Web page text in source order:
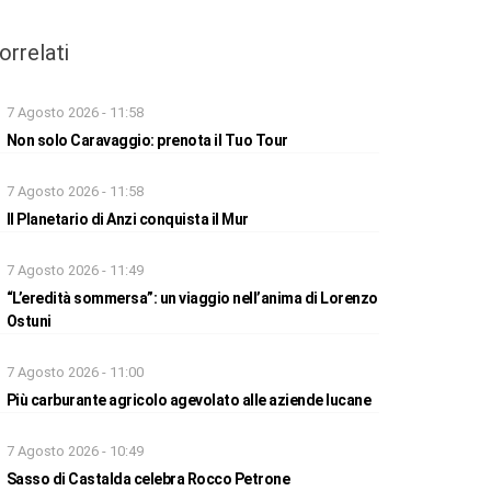
7 Agosto 2026 - 11:58
Non solo Caravaggio: prenota il Tuo Tour
7 Agosto 2026 - 11:58
Il Planetario di Anzi conquista il Mur
7 Agosto 2026 - 11:49
“L’eredità sommersa”: un viaggio nell’anima di Lorenzo
Ostuni
7 Agosto 2026 - 11:00
Più carburante agricolo agevolato alle aziende lucane
7 Agosto 2026 - 10:49
Sasso di Castalda celebra Rocco Petrone